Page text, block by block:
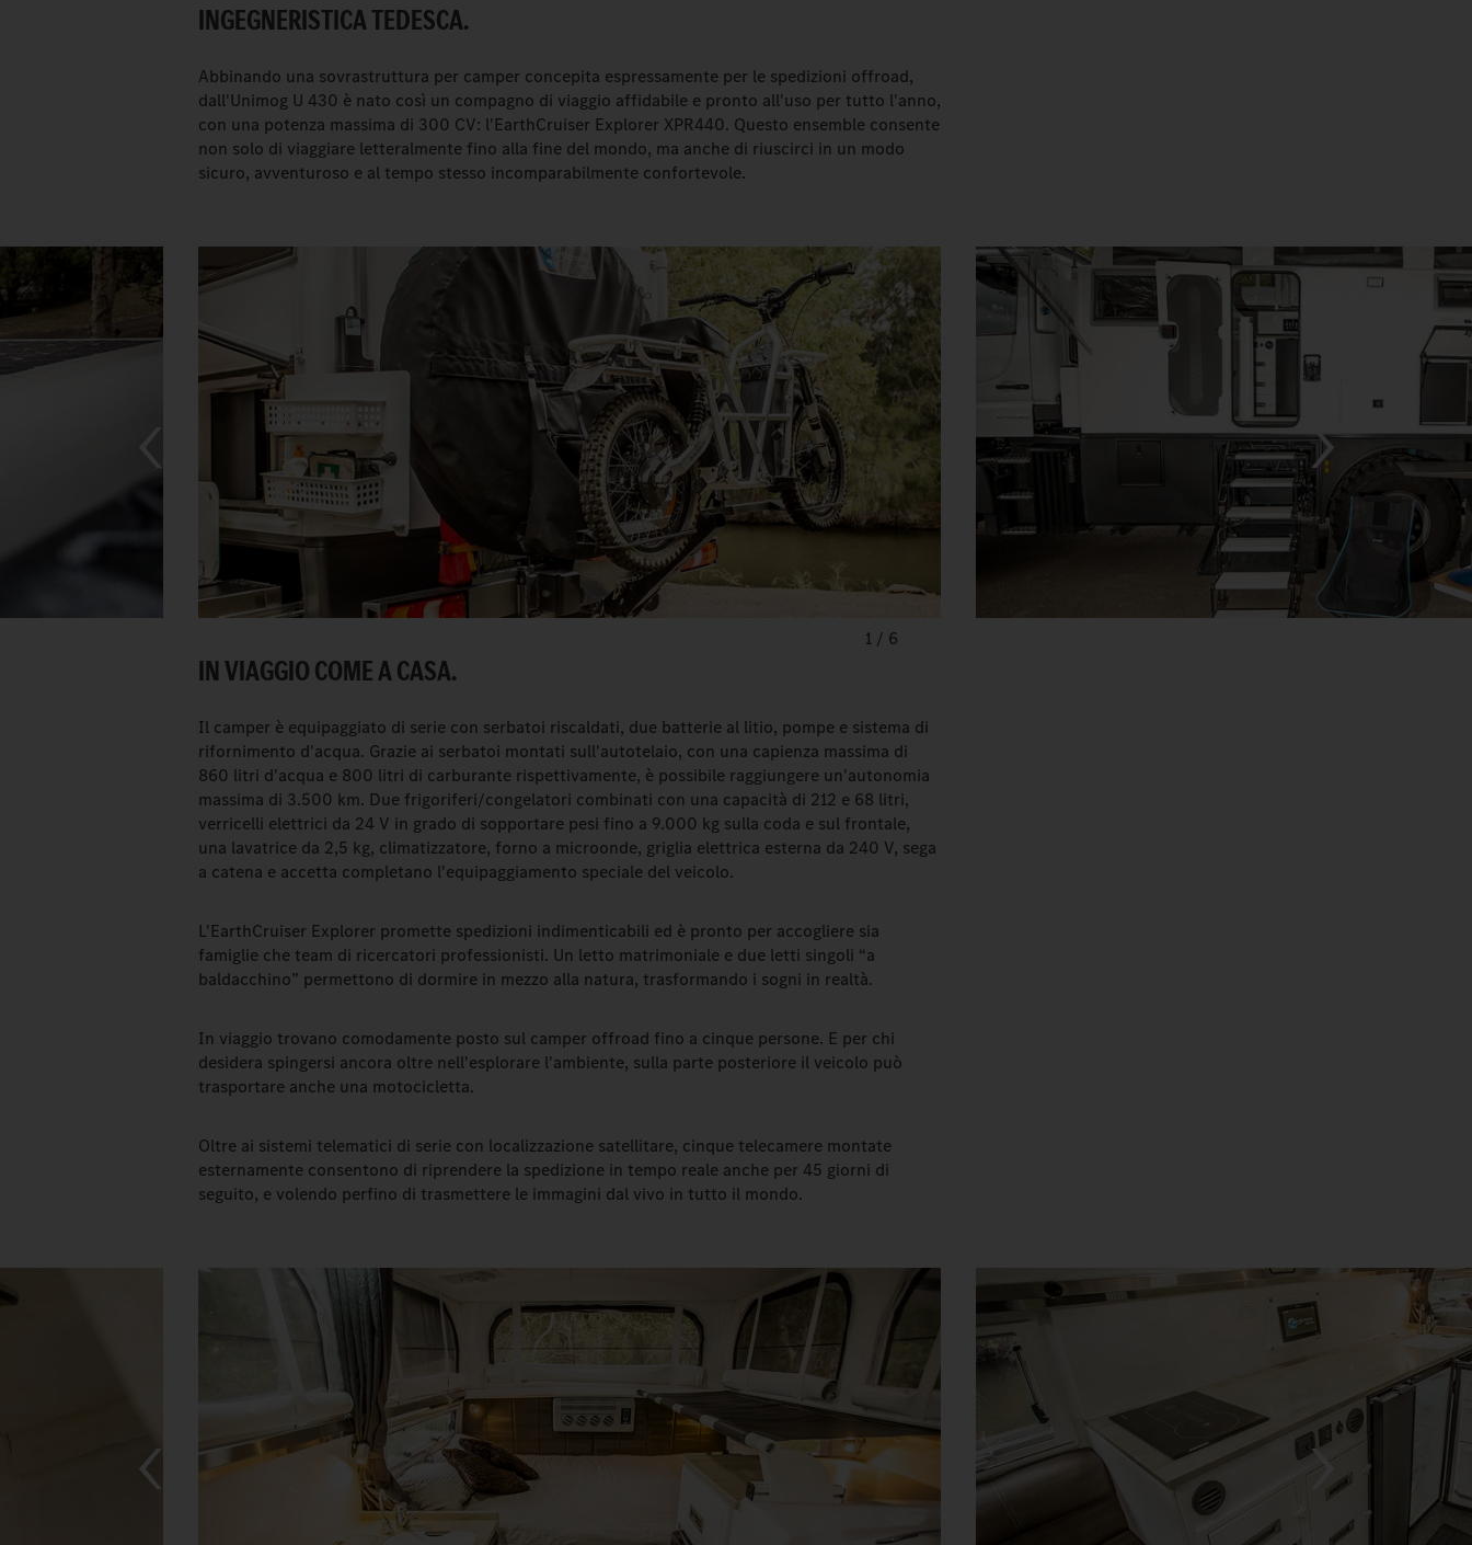
INGEGNERISTICA TEDESCA.
Abbinando una sovrastruttura per camper concepita espressamente per le spedizioni offroad,
dall'Unimog U 430 è nato così un compagno di viaggio affidabile e pronto all'uso per tutto l'anno,
con una potenza massima di 300 CV: l'EarthCruiser Explorer XPR440. Questo ensemble consente
non solo di viaggiare letteralmente fino alla fine del mondo, ma anche di riuscirci in un modo
sicuro, avventuroso e al tempo stesso incomparabilmente confortevole.
1 / 6
IN VIAGGIO COME A CASA.
Il camper è equipaggiato di serie con serbatoi riscaldati, due batterie al litio, pompe e sistema di
rifornimento d'acqua. Grazie ai serbatoi montati sull'autotelaio, con una capienza massima di
860 litri d'acqua e 800 litri di carburante rispettivamente, è possibile raggiungere un'autonomia
massima di 3.500 km. Due frigoriferi/congelatori combinati con una capacità di 212 e 68 litri,
verricelli elettrici da 24 V in grado di sopportare pesi fino a 9.000 kg sulla coda e sul frontale,
una lavatrice da 2,5 kg, climatizzatore, forno a microonde, griglia elettrica esterna da 240 V, sega
a catena e accetta completano l'equipaggiamento speciale del veicolo.
L'EarthCruiser Explorer promette spedizioni indimenticabili ed è pronto per accogliere sia
famiglie che team di ricercatori professionisti. Un letto matrimoniale e due letti singoli “a
baldacchino” permettono di dormire in mezzo alla natura, trasformando i sogni in realtà.
In viaggio trovano comodamente posto sul camper offroad fino a cinque persone. E per chi
desidera spingersi ancora oltre nell'esplorare l'ambiente, sulla parte posteriore il veicolo può
trasportare anche una motocicletta.
Oltre ai sistemi telematici di serie con localizzazione satellitare, cinque telecamere montate
esternamente consentono di riprendere la spedizione in tempo reale anche per 45 giorni di
seguito, e volendo perfino di trasmettere le immagini dal vivo in tutto il mondo.